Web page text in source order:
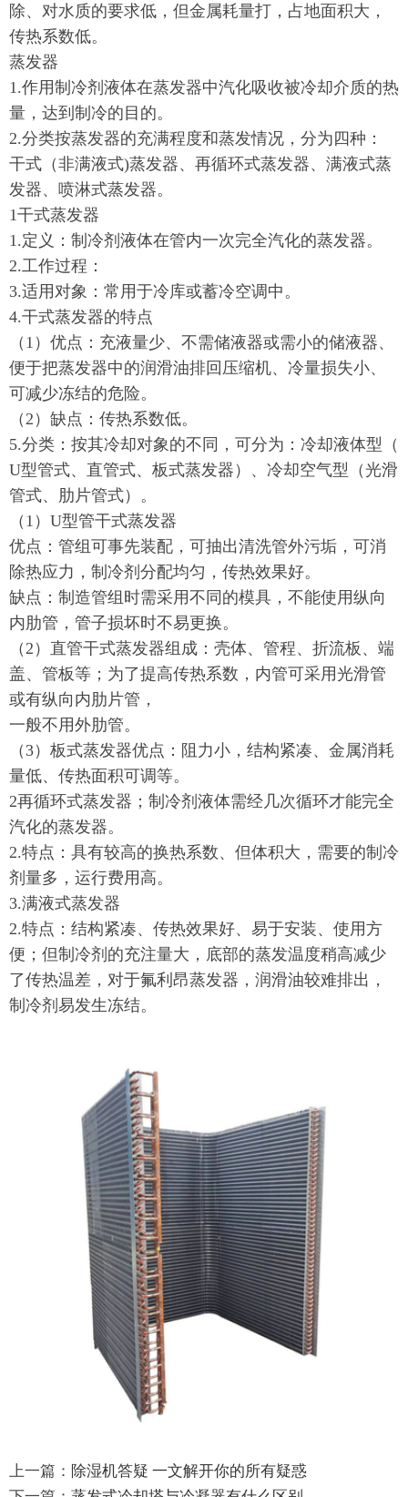
除、对水质的要求低，但金属耗量打，占地面积大，
传热系数低。
蒸发器
1.作用制冷剂液体在蒸发器中汽化吸收被冷却介质的热
量，达到制冷的目的。
2.分类按蒸发器的充满程度和蒸发情况，分为四种：
干式（非满液式)蒸发器、再循环式蒸发器、满液式蒸
发器、喷淋式蒸发器。
1干式蒸发器
1.定义：制冷剂液体在管内一次完全汽化的蒸发器。
2.工作过程：
3.适用对象：常用于冷库或蓄冷空调中。
4.干式蒸发器的特点
（1）优点：充液量少、不需储液器或需小的储液器、
便于把蒸发器中的润滑油排回压缩机、冷量损失小、
可减少冻结的危险。
（2）缺点：传热系数低。
5.分类：按其冷却对象的不同，可分为：冷却液体型（
U型管式、直管式、板式蒸发器）、冷却空气型（光滑
管式、肋片管式）。
（1）U型管干式蒸发器
优点：管组可事先装配，可抽出清洗管外污垢，可消
除热应力，制冷剂分配均匀，传热效果好。
缺点：制造管组时需采用不同的模具，不能使用纵向
内肋管，管子损坏时不易更换。
（2）直管干式蒸发器组成：壳体、管程、折流板、端
盖、管板等；为了提高传热系数，内管可采用光滑管
或有纵向内肋片管，
一般不用外肋管。
（3）板式蒸发器优点：阻力小，结构紧凑、金属消耗
量低、传热面积可调等。
2再循环式蒸发器；制冷剂液体需经几次循环才能完全
汽化的蒸发器。
2.特点：具有较高的换热系数、但体积大，需要的制冷
剂量多，运行费用高。
3.满液式蒸发器
2.特点：结构紧凑、传热效果好、易于安装、使用方
便；但制冷剂的充注量大，底部的蒸发温度稍高减少
了传热温差，对于氟利昂蒸发器，润滑油较难排出，
制冷剂易发生冻结。
上一篇： 除湿机答疑 一文解开你的所有疑惑